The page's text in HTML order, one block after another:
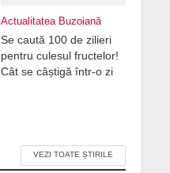
Actualitatea Buzoiană
Se caută 100 de zilieri
pentru culesul fructelor!
Cât se câștigă într-o zi
VEZI TOATE ȘTIRILE